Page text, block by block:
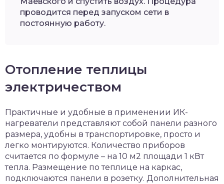
проводится перед запуском сети в
постоянную работу.
Отопление теплицы
электричеством
Практичные и удобные в применении ИК-
нагреватели представляют собой панели разного
размера, удобны в транспортировке, просто и
легко монтируются. Количество приборов
считается по формуле – на 10 м2 площади 1 кВт
тепла. Размещение по теплице на каркас,
подключаются панели в розетку. Дополнительная